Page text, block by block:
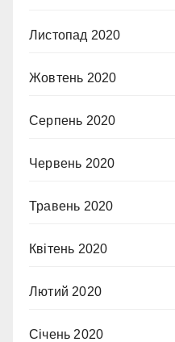
Листопад 2020
Жовтень 2020
Серпень 2020
Червень 2020
Травень 2020
Квітень 2020
Лютий 2020
Січень 2020